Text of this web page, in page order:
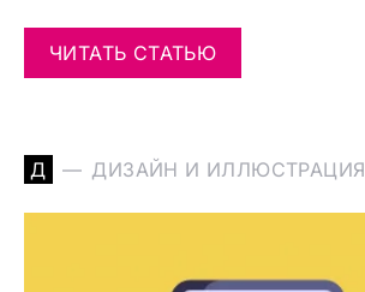
ЧИТАТЬ СТАТЬЮ
Д ДИЗАЙН И ИЛЛЮСТРАЦИЯ